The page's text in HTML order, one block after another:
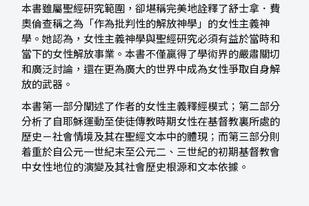
本書雖屬聖經研究範圍，卻堪稱完美地詮釋了舒士拿．費
奧倫查稱之為「作為批判性的解放神學」的女性主義神
學。她認為，女性主義神學與聖經研究必須有益於當時和
當下的女性解放事業。本書不僅贏得了學術界的嚴肅關切
和廣泛討論，還在更為廣大的世界中成為女性爭取自身解
放的武器。
本書第一部分闡述了作者的女性主義釋經模式；第二部分
分析了自耶穌運動至使徒傳教時期女性在基督教裏所處的
歷史－社會情境及其在聖經文本中的體現；而第三部分則
着重於自公元一世紀末至公元二、三世紀的初期基督教會
中女性地位的演變及其社會歷史根源和文本依據。